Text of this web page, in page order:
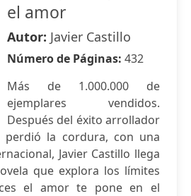
el amor
Autor: Javier Castillo
Número de Páginas: 432
Más de 1.000.000 de
ejemplares vendidos.
Después del éxito arrollador
la cordura, con una
Javier Castillo llega
que explora los límites
el amor te pone en el